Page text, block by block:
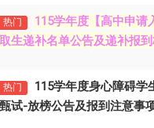
热门 115学年度【高中申请
生递补名单公告及递补报
热门
115学年度身心障碍学
试-放榜公告及报到注意事